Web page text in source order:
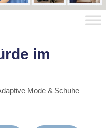
im
Mode & Schuhe